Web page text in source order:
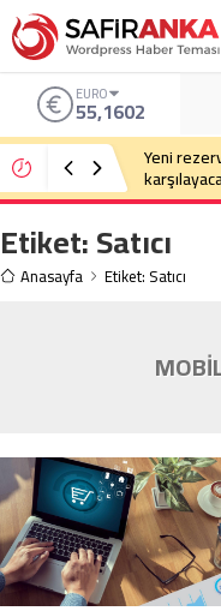
EURO
55,1602
Yeni
Etiket:Satıcı
Anasayfa Etiket: Satıcı